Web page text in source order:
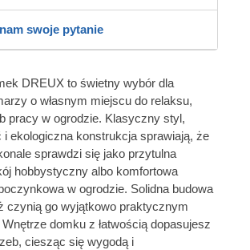
swoje pytanie
DREUX to świetny wybór dla
o własnym miejscu do relaksu,
pracy w ogrodzie. Klasyczny styl,
i ekologiczna konstrukcja sprawiają, że
sprawdzi się jako przytulna
hobbystyczny albo komfortowa
w ogrodzie. Solidna budowa
czynią go wyjątkowo praktycznym
domku z łatwością dopasujesz
ciesząc się wygodą i